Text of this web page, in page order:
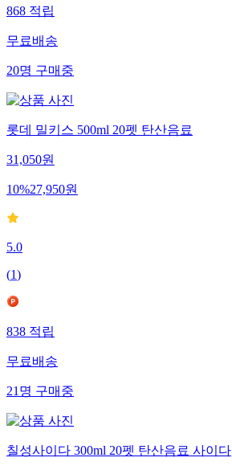
868적립
무료배송
20명구매중
롯데 밀키스 500ml 20펫 탄산음료
31,050원
10%27,950원
5.0
(1)
838적립
무료배송
21명구매중
칠성사이다 300ml 20펫 탄산음료 사이다